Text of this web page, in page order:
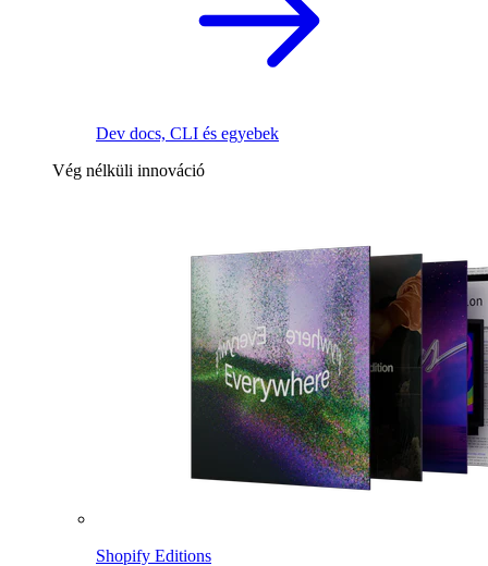
Dev docs, CLI és egyebek
Vég nélküli innováció
Shopify Editions